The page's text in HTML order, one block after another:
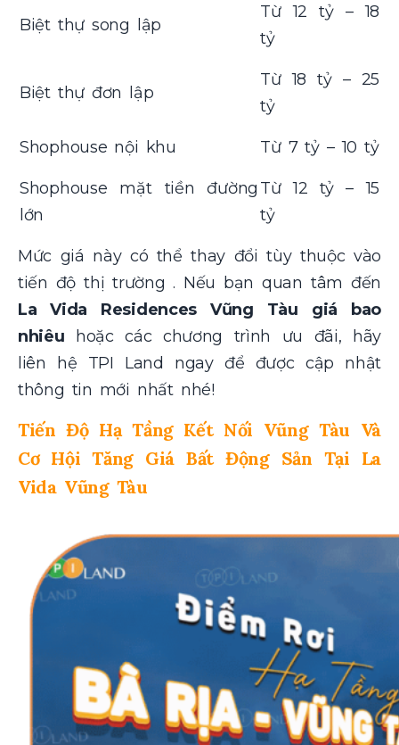
Biệt thự song lập
Từ 12 tỷ – 18
tỷ
Biệt thự đơn lập
Từ 18 tỷ – 25
tỷ
Shophouse nội khu Từ 7 tỷ – 10 tỷ
Shophouse mặt tiền đường
lớn
Từ 12 tỷ – 15
tỷ
Mức giá này có thể thay đổi tùy thuộc vào
tiến độ thị trường . Nếu bạn quan tâm đến
La Vida Residences Vũng Tàu giá bao
nhiêu hoặc các chương trình ưu đãi, hãy
liên hệ TPI Land ngay để được cập nhật
thông tin mới nhất nhé!
Tiến Độ Hạ Tầng Kết Nối Vũng Tàu Và
Cơ Hội Tăng Giá Bất Động Sản Tại La
Vida Vũng Tàu